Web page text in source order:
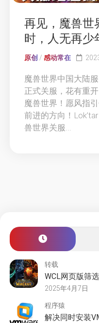
再见，魔兽世
时，人无再少
原创 / 感动常在
魔兽世界中国大陆
正式关服，花有重
魔兽世界！愿风指
前进的方向！
兽世界关服...
转载
WCL网页版筛
2025年4月7日
程序猿
解决同时安装